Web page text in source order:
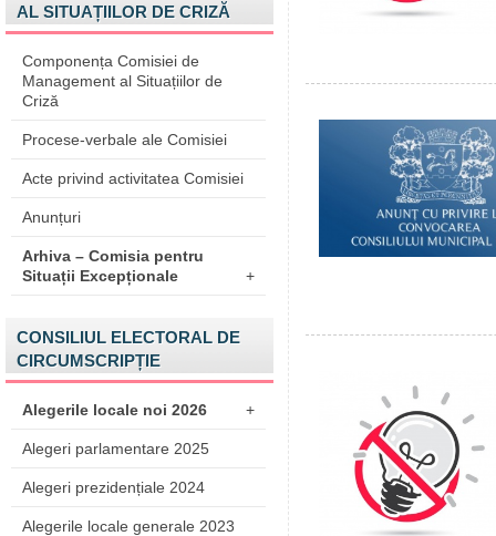
AL SITUAȚIILOR DE CRIZĂ
Componența Comisiei de
Management al Situațiilor de
Criză
Procese-verbale ale Comisiei
Acte privind activitatea Comisiei
Anunțuri
Arhiva – Comisia pentru
Situații Excepționale
+
CONSILIUL ELECTORAL DE
CIRCUMSCRIPȚIE
Alegerile locale noi 2026 +
Alegeri parlamentare 2025
Alegeri prezidențiale 2024
Alegerile locale generale 2023